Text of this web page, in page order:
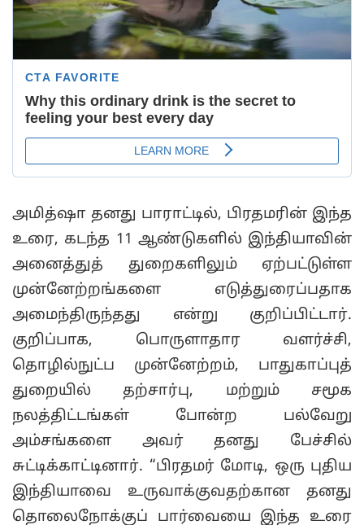
அமித்ஷா தனது பாராட்டில், பிரதமரின் இந்த
உரை, கடந்த 11 ஆண்டுகளில் இந்தியாவின்
அனைத்துத் துறைகளிலும் ஏற்பட்டுள்ள
முன்னேற்றங்களை எடுத்துரைப்பதாக
அமைந்திருந்தது என்று குறிப்பிட்டார்.
குறிப்பாக, பொருளாதார வளர்ச்சி,
தொழில்நுட்ப முன்னேற்றம், பாதுகாப்புத்
துறையில் தற்சார்பு, மற்றும் சமூக
நலத்திட்டங்கள் போன்ற பல்வேறு
அம்சங்களை அவர் தனது பேச்சில்
சுட்டிக்காட்டினார். “பிரதமர் மோடி, ஒரு புதிய
இந்தியாவை உருவாக்குவதற்கான தனது
தொலைநோக்குப் பார்வையை இந்த உரை